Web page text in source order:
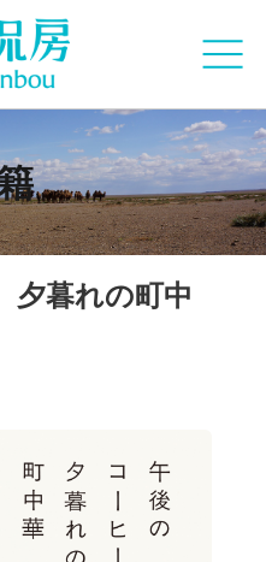
夕暮れの町中